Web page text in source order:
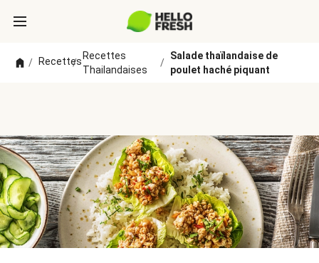
/ Recettes
/
Recettes
Thailandaises
/
Salade thaïlandaise de
poulet haché piquant